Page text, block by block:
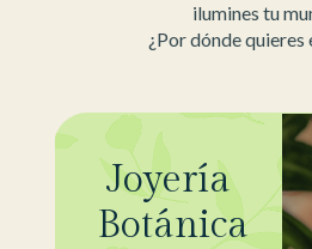
ilumines tu
¿Por dónde quieres
Joyería
Botánica